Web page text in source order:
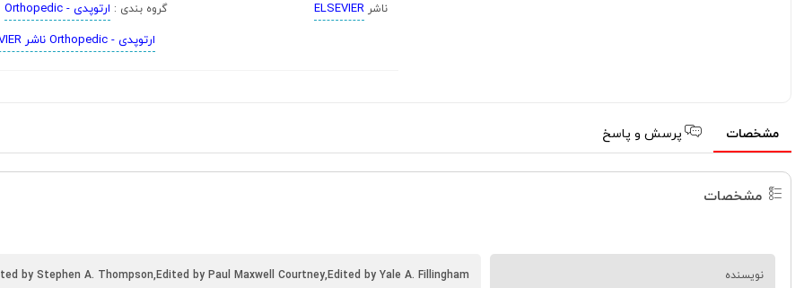
ناشرELSEVIER گروه بندی : ارتوپدی - Orthopedic
ارتوپدی - Orthopedic ناشر ELSEVIER
مشخصات پرسش و پاسخ
مشخصات
نویسنده by Stephen A. Thompson,Edited by Paul Maxwell Courtney,Edited by Yale A. Fillingham